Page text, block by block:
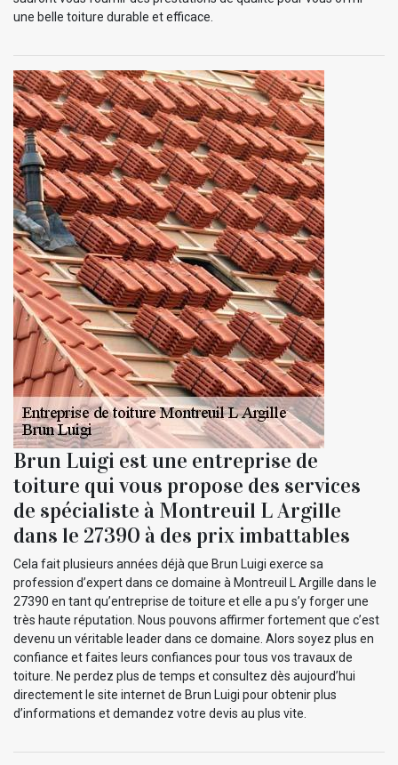
une belle toiture durable et efficace.
Brun Luigi est une entreprise de
toiture qui vous propose des services
de spécialiste à Montreuil L Argille
dans le 27390 à des prix imbattables
Cela fait plusieurs années déjà que Brun Luigi exerce sa
profession d’expert dans ce domaine à Montreuil L Argille dans le
27390 en tant qu’entreprise de toiture et elle a pu s’y forger une
très haute réputation. Nous pouvons affirmer fortement que c’est
devenu un véritable leader dans ce domaine. Alors soyez plus en
confiance et faites leurs confiances pour tous vos travaux de
toiture. Ne perdez plus de temps et consultez dès aujourd’hui
directement le site internet de Brun Luigi pour obtenir plus
d’informations et demandez votre devis au plus vite.